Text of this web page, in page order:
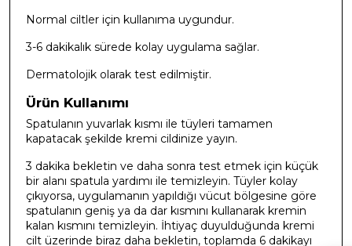
Normal ciltler için kullanıma uygundur.
3-6 dakikalık sürede kolay uygulama sağlar.
Dermatolojik olarak test edilmiştir.
Ürün Kullanımı
Spatulanın yuvarlak kısmı ile tüyleri tamamen
kapatacak şekilde kremi cildinize yayın.
3 dakika bekletin ve daha sonra test etmek için küçük
bir alanı spatula yardımı ile temizleyin. Tüyler kolay
çıkıyorsa, uygulamanın yapıldığı vücut bölgesine göre
spatulanın geniş ya da dar kısmını kullanarak kremin
kalan kısmını temizleyin. İhtiyaç duyulduğunda kremi
cilt üzerinde biraz daha bekletin, toplamda 6 dakikayı